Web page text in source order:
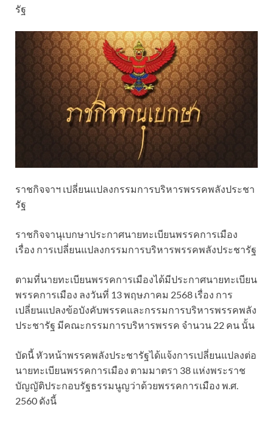
รัฐ
ราชกิจจาฯ เปลี่ยนแปลงกรรมการบริหารพรรคพลังประชา
รัฐ
ราชกิจจานุเบกษาประกาศนายทะเบียนพรรคการเมือง
เรื่อง การเปลี่ยนแปลงกรรมการบริหารพรรคพลังประชารัฐ
ตามที่นายทะเบียนพรรคการเมืองได้มีประกาศนายทะเบียน
พรรคการเมือง ลงวันที่ 13 พฤษภาคม 2568 เรื่อง การ
เปลี่ยนแปลงข้อบังคับพรรคและกรรมการบริหารพรรคพลัง
ประชารัฐ มีคณะกรรมการบริหารพรรค จำนวน 22 คน นั้น
บัดนี้ หัวหน้าพรรคพลังประชารัฐได้แจ้งการเปลี่ยนแปลงต่อ
นายทะเบียนพรรคการเมือง ตามมาตรา 38 แห่งพระราช
บัญญัติประกอบรัฐธรรมนูญว่าด้วยพรรคการเมือง พ.ศ.
2560 ดังนี้